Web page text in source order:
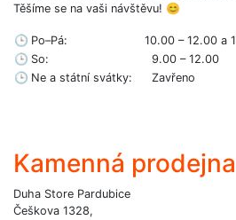
Těšíme se na vaši návštěvu! 😊
🕒 Po–Pá:
10.00 – 12.00 a
🕒 So:
9.00 – 12.00
🕒 Ne a státní svátky: Zavřeno
Kamenná prodejna
Duha Store Pardubice
Češkova 1328,